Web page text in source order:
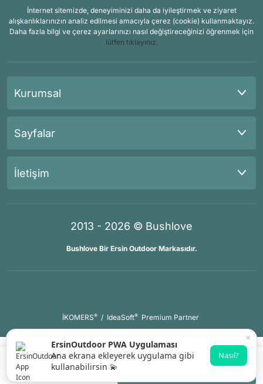
İnternet sitemizde, deneyiminizi daha da iyileştirmek ve ziyaret
alışkanlıklarınızın analiz edilmesi amacıyla çerez (cookie) kullanmaktayız.
Daha fazla bilgi ve çerez ayarlarınızı nasıl değiştireceğinizi öğrenmek için
lütfen tıklayınız.
Kurumsal
Sayfalar
İletişim
2013 - 2026 © Bushlove
Bushlove Bir Ersin Outdoor Markasıdır.
İKOMERS® / IdeaSoft® Premium Partner
×
ErsinOutdoor PWA Uygulaması
Ana ekrana ekleyerek uygulama gibi
kullanabilirsin 💫
Nasıl?